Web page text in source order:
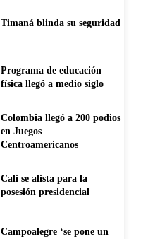
Timaná blinda su seguridad
Programa de educación
física llegó a medio siglo
Colombia llegó a 200 podios
en Juegos
Centroamericanos
Cali se alista para la
posesión presidencial
Campoalegre ‘se pone un